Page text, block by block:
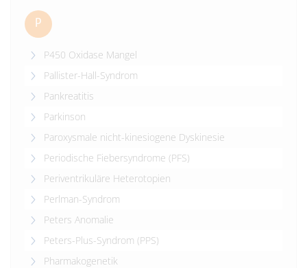
P
P450 Oxidase Mangel
Pallister-Hall-Syndrom
Pankreatitis
Parkinson
Paroxysmale nicht-kinesiogene Dyskinesie
Periodische Fiebersyndrome (PFS)
Periventrikuläre Heterotopien
Perlman-Syndrom
Peters Anomalie
Peters-Plus-Syndrom (PPS)
Pharmakogenetik